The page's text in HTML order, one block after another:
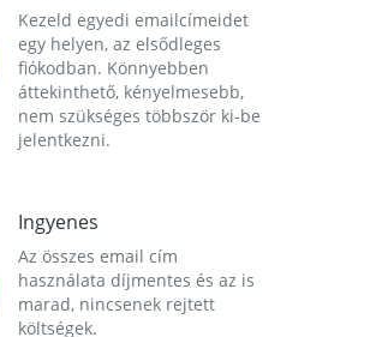
Kezeld egyedi emailcímeidet
egy helyen, az elsődleges
fiókodban. Könnyebben
áttekinthető, kényelmesebb,
nem szükséges többször ki-be
jelentkezni.
Ingyenes
Az összes email cím
használata díjmentes és az is
marad, nincsenek rejtett
költségek.